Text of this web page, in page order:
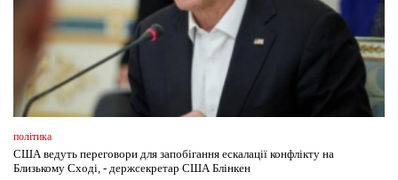
політика
США ведуть переговори для запобігання ескалації конфлікту на
Близькому Сході, - держсекретар США Блінкен